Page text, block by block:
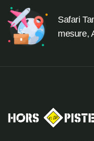
Safari
mesure,